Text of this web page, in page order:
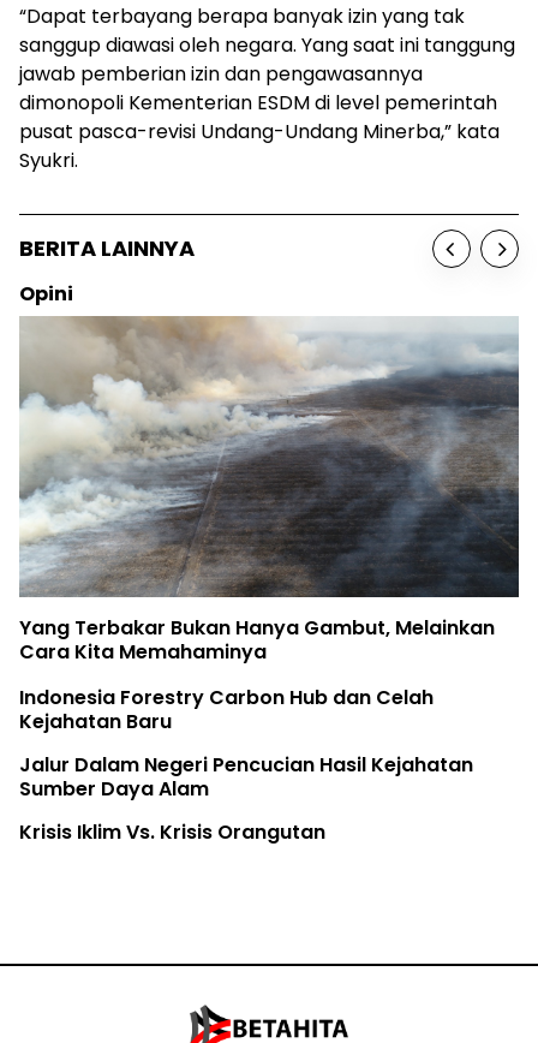
“Dapat terbayang berapa banyak izin yang tak
sanggup diawasi oleh negara. Yang saat ini tanggung
jawab pemberian izin dan pengawasannya
dimonopoli Kementerian ESDM di level pemerintah
pusat pasca-revisi Undang-Undang Minerba,” kata
Syukri.
BERITA LAINNYA
Opini
Yang Terbakar Bukan Hanya Gambut, Melainkan
Cara Kita Memahaminya
Indonesia Forestry Carbon Hub dan Celah
Kejahatan Baru
Jalur Dalam Negeri Pencucian Hasil Kejahatan
Sumber Daya Alam
Krisis Iklim Vs. Krisis Orangutan